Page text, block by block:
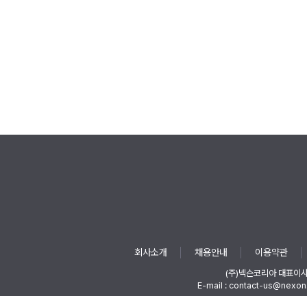
회사소개 채용안내 이용약관
(주)넥슨코리아 대표이
E-mail : contact-